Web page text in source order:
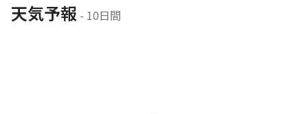
天気予報 - 10日間